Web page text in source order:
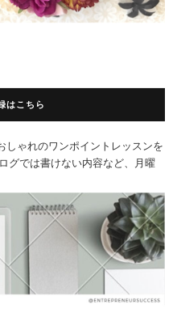
はこちら
しゃれのワンポイントレッスンを
グでは書けない内容など、月曜